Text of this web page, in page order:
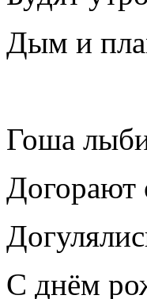
Дым и
Гоша
С днём